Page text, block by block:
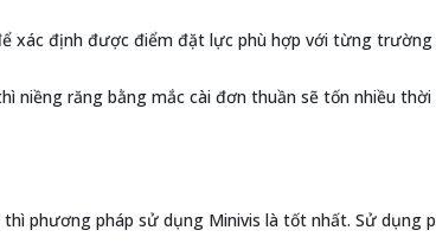
xác định được điểm đặt lực phù hợp với từng
niềng răng bằng mắc cài đơn thuần sẽ tốn nhiều
phương pháp sử dụng Minivis là tốt nhất. Sử dụng